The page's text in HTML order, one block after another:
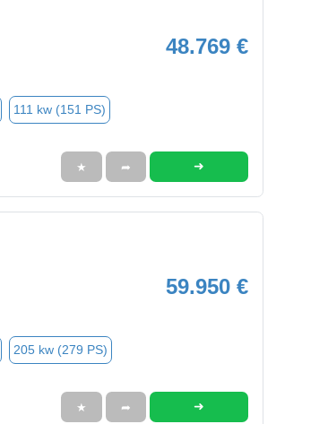
48.769 €
111 kw (151 PS)
★ ➦ ➜
59.950 €
205 kw (279 PS)
★ ➦ ➜